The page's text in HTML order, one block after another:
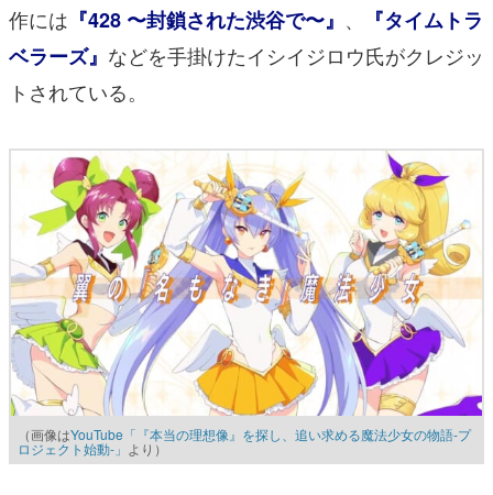
作には 『428 〜封鎖された渋谷で〜』 、
『タイムトラ
ベラーズ』 などを手掛けたイシイジロウ氏がクレジッ
トされている。
（画像はYouTube「『本当の理想像』を探し、追い求める魔法少女の物語-プ
ロジェクト始動-」 より）